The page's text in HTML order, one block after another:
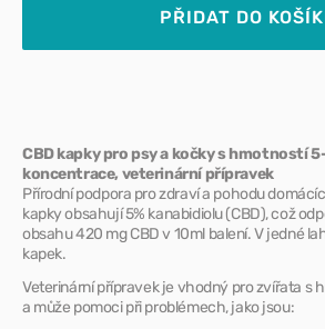
olej
10
ml
PŘIDAT DO
CBD kapky pro psy a kočky s hmotností
koncentrace, veterinární přípravek
Přírodní podpora pro zdraví a pohodu
kapky obsahují 5% kanabidiolu (CBD), což
obsahu 420 mg CBD v 10ml balení. V jedné
kapek.
Veterinární přípravek je vhodný pro zvířata s
a může pomoci při problémech, jako jsou: